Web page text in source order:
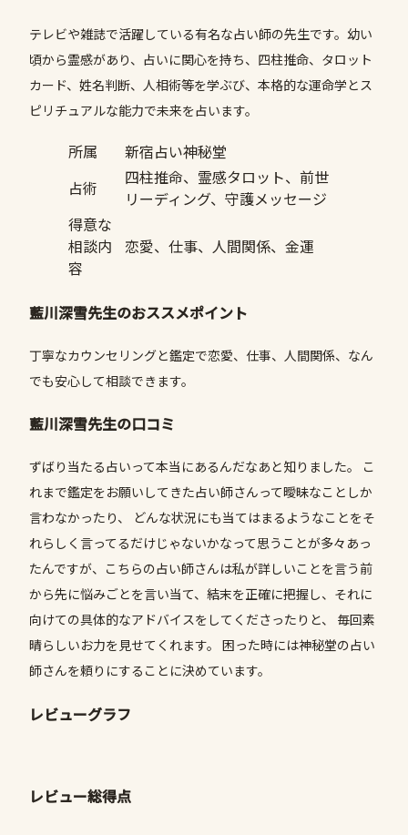
テレビや雑誌で活躍している有名な占い師の先生です。幼い
頃から霊感があり、占いに関心を持ち、四柱推命、タロット
カード、姓名判断、人相術等を学ぶび、本格的な運命学とス
ピリチュアルな能力で未来を占います。
所属
新宿占い神秘堂
占術
四柱推命、霊感タロット、前世
リーディング、守護メッセージ
得意な
相談内
容
恋愛、仕事、人間関係、金運
藍川深雪先生のおススメポイント
丁寧なカウンセリングと鑑定で恋愛、仕事、人間関係、なん
でも安心して相談できます。
藍川深雪先生の口コミ
ずばり当たる占いって本当にあるんだなあと知りました。 こ
れまで鑑定をお願いしてきた占い師さんって曖昧なことしか
言わなかったり、 どんな状況にも当てはまるようなことをそ
れらしく言ってるだけじゃないかなって思うことが多々あっ
たんですが、こちらの占い師さんは私が詳しいことを言う前
から先に悩みごとを言い当て、結末を正確に把握し、それに
向けての具体的なアドバイスをしてくださったりと、 毎回素
晴らしいお力を見せてくれます。 困った時には神秘堂の占い
師さんを頼りにすることに決めています。
レビューグラフ
レビュー総得点